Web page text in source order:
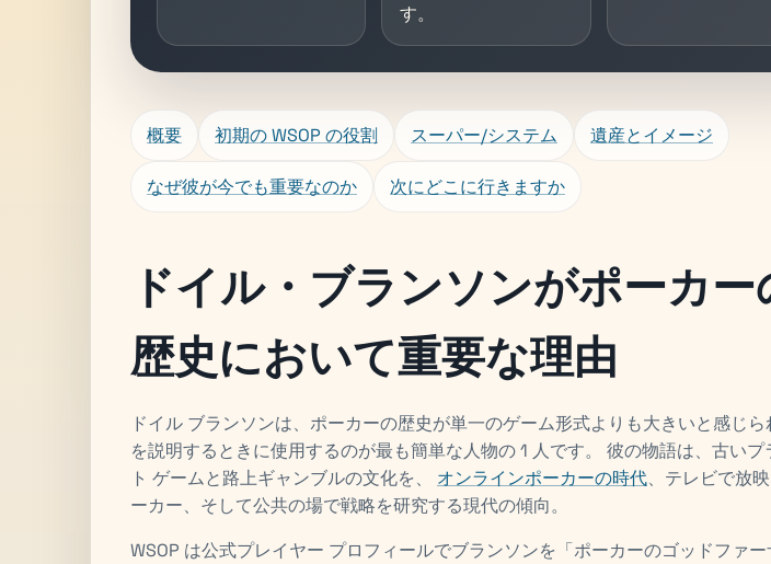
す。
概要 初期の WSOP の役割 スーパー/システム 遺産とイメージ
なぜ彼が今でも重要なのか 次にどこに行きますか
ドイル・ブランソンがポーカー
歴史において重要な理由
ドイル ブランソンは、ポーカーの歴史が単一のゲーム形式よりも大きいと感じら
を説明するときに使用するのが最も簡単な人物の 1 人です。 彼の物語は、古いプ
ト ゲームと路上ギャンブルの文化を、 オンラインポーカーの時代、テレビで放
ーカー、そして公共の場で戦略を研究する現代の傾向。
WSOP は公式プレイヤー プロフィールでブランソンを「ポーカーのゴッドファー